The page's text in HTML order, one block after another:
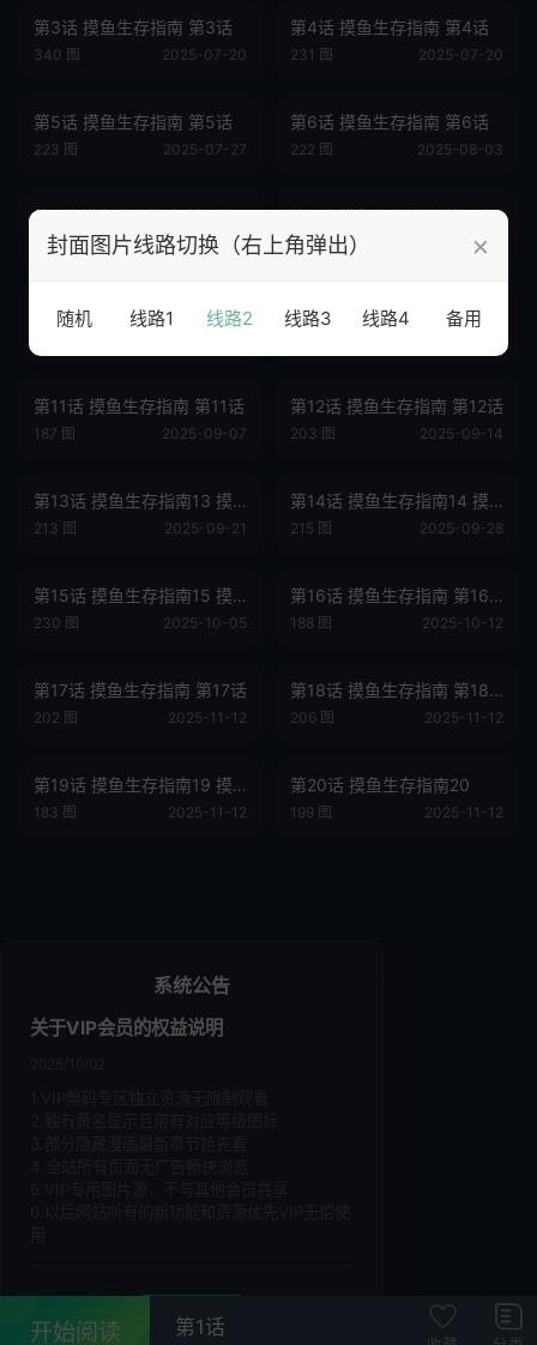
第3话 摸鱼生存指南 第3话
340 图 2025-07-20
第4话 摸鱼生存指南 第4话
231 图 2025-07-20
第5话 摸鱼生存指南 第5话
223 图 2025-07-27
第6话 摸鱼生存指南 第6话
222 图 2025-08-03
第7话 摸鱼生存指南 第7话
200 图 2025-08-10
第8话 摸鱼生存指南 第8话
214 图 2025-08-17
第9话 摸鱼生存指南 第9话
第11话 摸鱼生存指南 第11话
187 图 2025-09-07
第12话 摸鱼生存指南 第12话
203 图 2025-09-14
第13话 摸鱼生存指南13 摸鱼生存指南
213 图 2025-09-21
第14话 摸鱼生存指南14 摸鱼生存指南
215 图 2025-09-28
第15话 摸鱼生存指南15 摸鱼生存指南
230 图 2025-10-05
第16话 摸鱼生存指南 第16话
188 图 2025-10-12
第17话 摸鱼生存指南 第17话
202 图 2025-11-12
第18话 摸鱼生存指南 第18话
206 图 2025-11-12
第19话 摸鱼生存指南19 摸鱼生存指南
183 图 2025-11-12
第20话 摸鱼生存指南20
199 图 2025-11-12
开始阅读 第1话
封面图片线路切换（右上角弹出） ×
随机 线路1 线路2 线路3 线路4 备用
系统公告
关于VIP会员的权益说明
知道了